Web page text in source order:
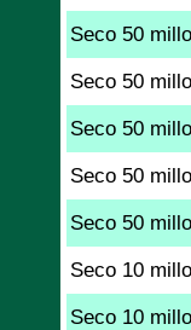
Seco 50
Seco 50
Seco 50
Seco 50
Seco 50
Seco 10
Seco 10